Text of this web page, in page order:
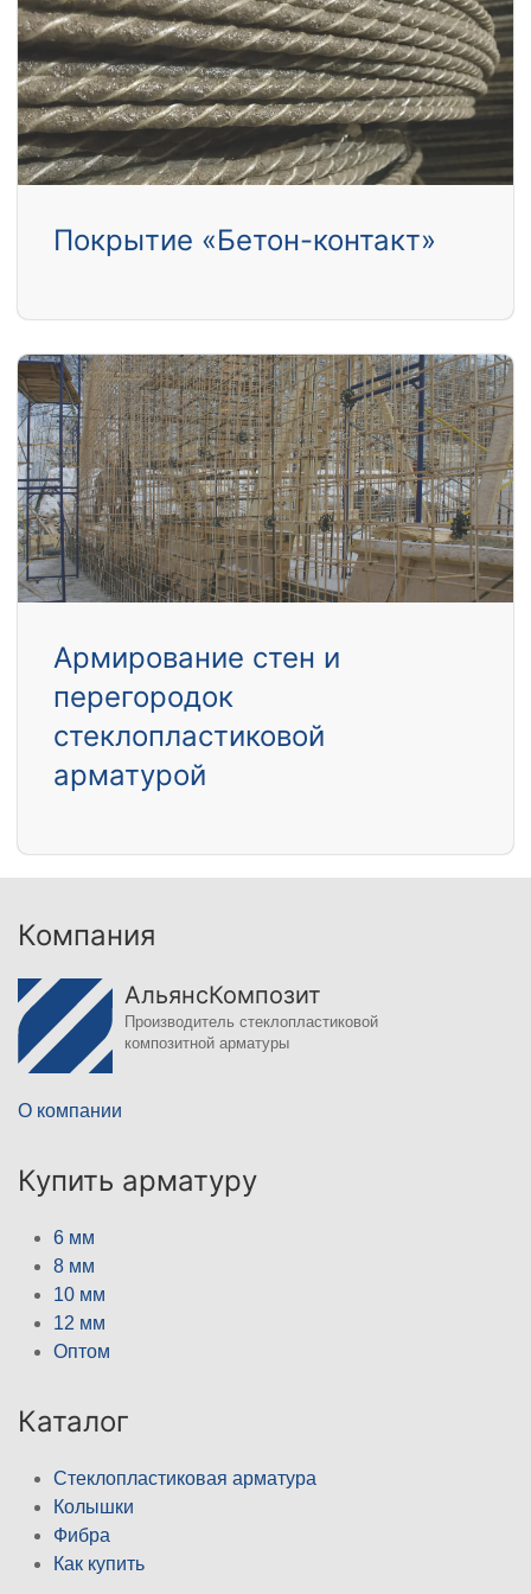
Покрытие «Бетон-контакт»
Армирование стен и
перегородок
стеклопластиковой
арматурой
Компания
АльянсКомпозит
Производитель стеклопластиковой
композитной арматуры
О компании
Купить арматуру
6 мм
8 мм
10 мм
12 мм
Оптом
Каталог
Стеклопластиковая арматура
Колышки
Фибра
Как купить